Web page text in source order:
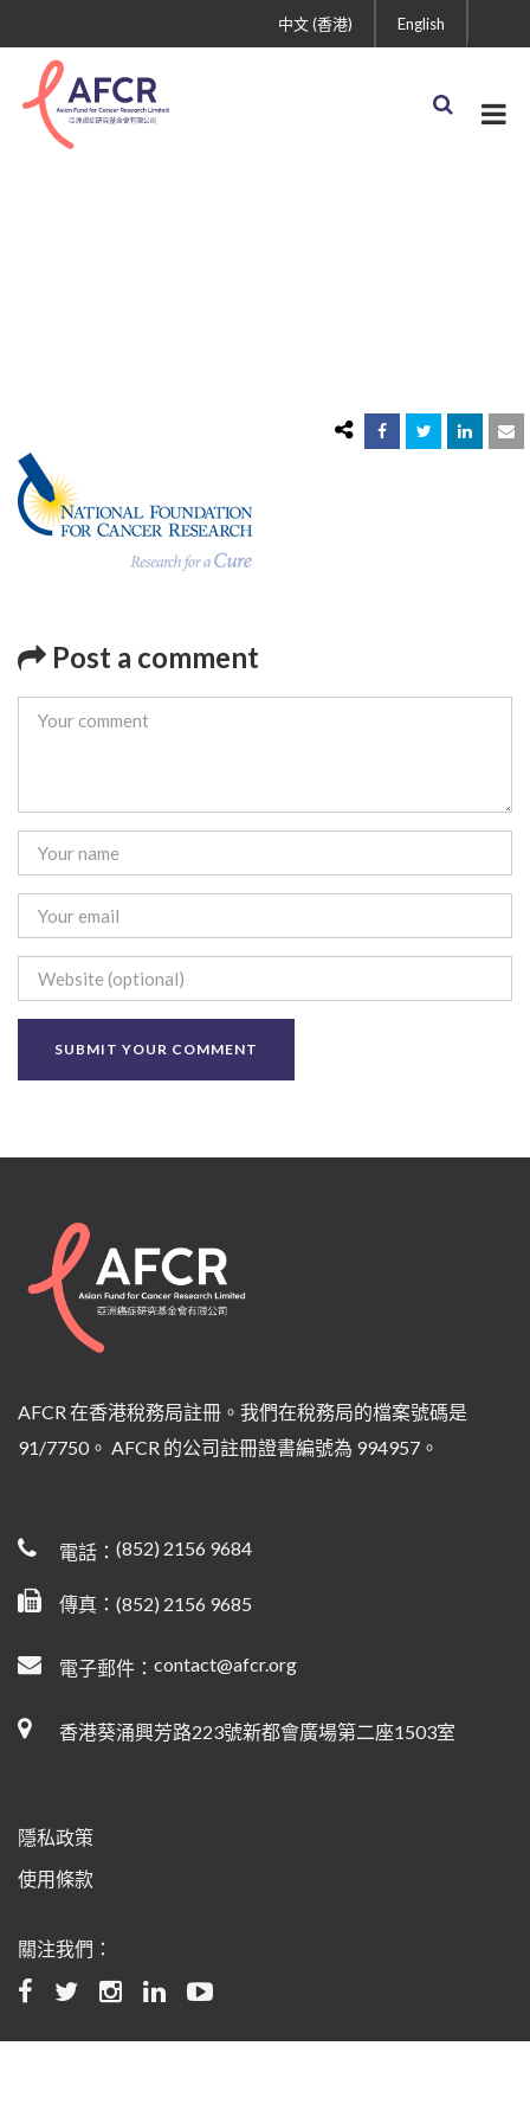
English
中文 (香港)
Post a comment
AFCR 在香港稅務局註冊。我們在稅務局的檔案號碼是
91/7750。 AFCR 的公司註冊證書編號為 994957。
電話： (852) 2156 9684
傳真：(852) 2156 9685
電子郵件： contact@afcr.org
香港葵涌興芳路223號新都會廣場第二座1503室
隱私政策
使用條款
關注我們：